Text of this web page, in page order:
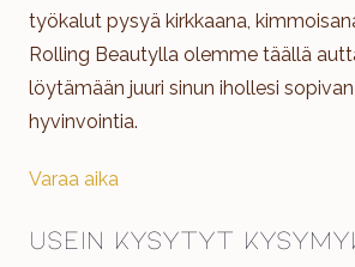
työkalut pysyä kirkkaana,
Rolling Beautylla olemme täällä
löytämään juuri sinun ihollesi
hyvinvointia.
Varaa aika
Usein kysytyt